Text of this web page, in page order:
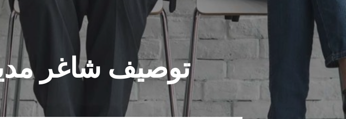
توصيف شاغر